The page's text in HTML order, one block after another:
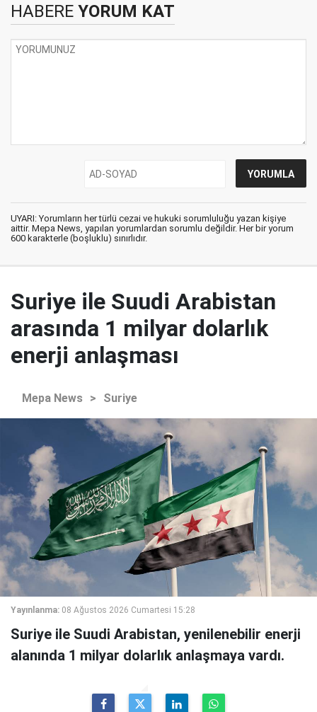
HABERE YORUM KAT
UYARI: Yorumların her türlü cezai ve hukuki sorumluluğu yazan kişiye
aittir. Mepa News, yapılan yorumlardan sorumlu değildir. Her bir yorum
600 karakterle (boşluklu) sınırlıdır.
Suriye ile Suudi Arabistan
arasında 1 milyar dolarlık
enerji anlaşması
Mepa News > Suriye
Yayınlanma: 08 Ağustos 2026 Cumartesi 15:28
Suriye ile Suudi Arabistan, yenilenebilir enerji
alanında 1 milyar dolarlık anlaşmaya vardı.